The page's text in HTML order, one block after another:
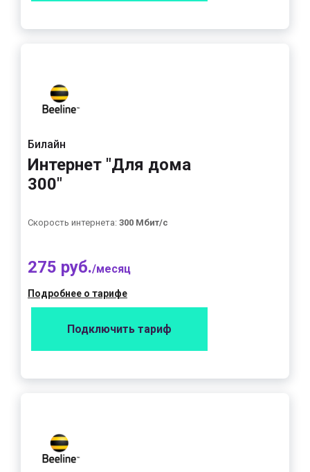
Билайн
Интернет "Для дома
300"
Скорость интернета: 300 Мбит/с
275 руб./месяц
Подробнее о тарифе
Подключить тариф